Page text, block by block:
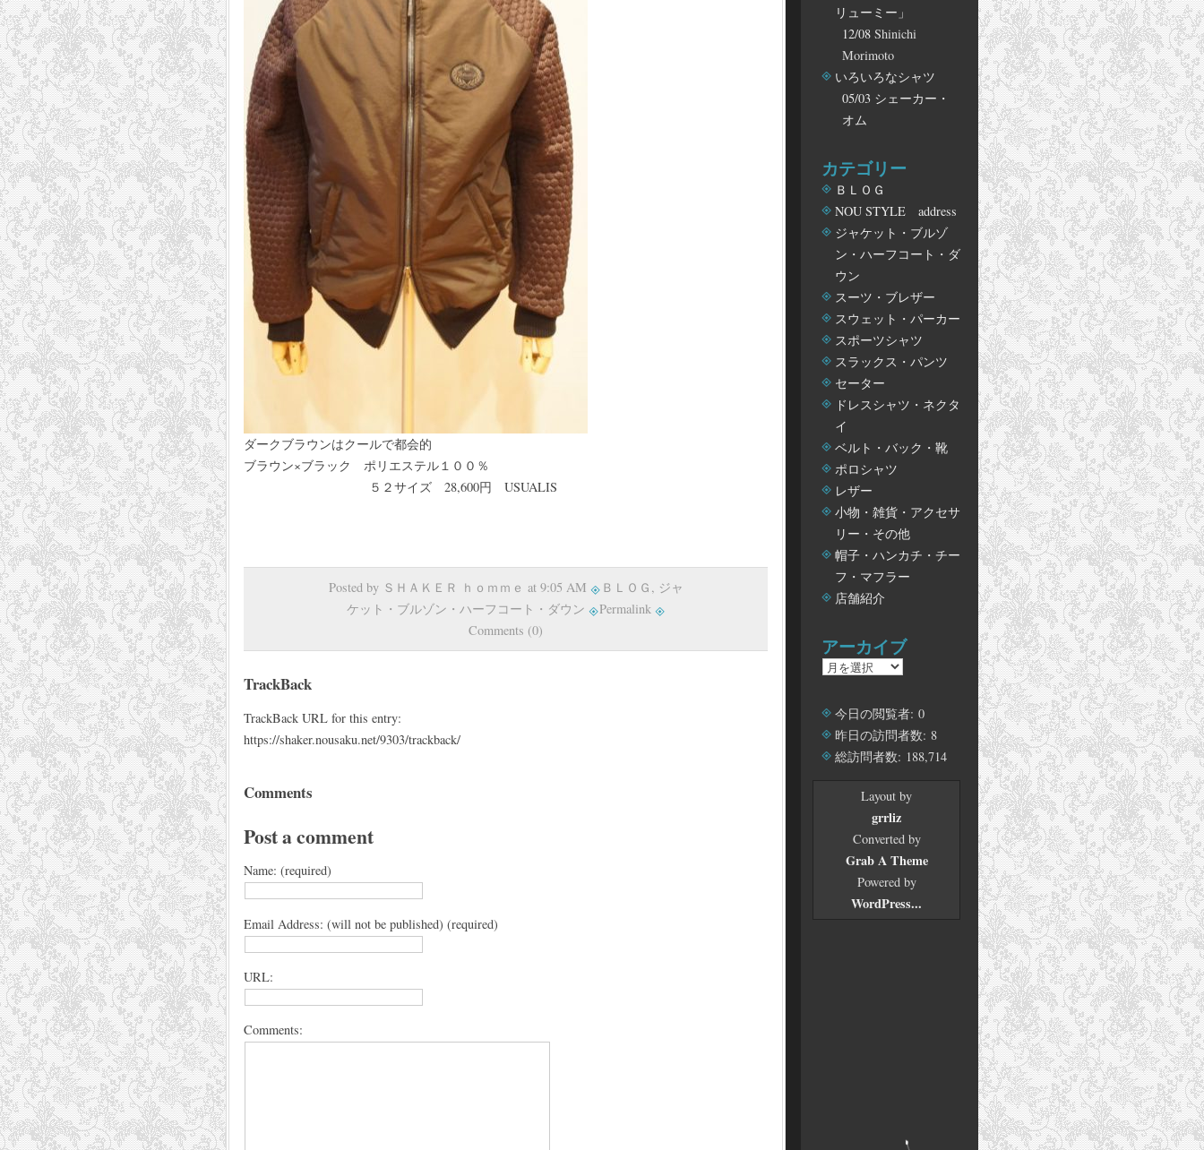
ダークブラウンはクールで都会的
ブラウン×ブラック ポリエステル１００％
５２サイズ 28,600円 USUALIS
Posted by ＳＨＡＫＥＲ ｈｏｍｍｅ at 9:05 AM ＢＬＯＧ , ジャ
ケット・ブルゾン・ハーフコート・ダウン
Permalink
Comments (0)
TrackBack
TrackBack URL for this entry:
https://shaker.nousaku.net/9303/trackback/
Comments
Post a comment
Name: (required)
Email Address: (will not be published) (required)
URL:
Comments:
リューミー」
12/08 Shinichi
Morimoto
いろいろなシャツ
05/03 シェーカー・
オム
カテゴリー
ＢＬＯＧ
NOU STYLE address
ジャケット・ブルゾ
ン・ハーフコート・ダ
ウン
スーツ・ブレザー
スウェット・パーカー
スポーツシャツ
スラックス・パンツ
セーター
ドレスシャツ・ネクタ
イ
ベルト・バック・靴
ポロシャツ
レザー
小物・雑貨・アクセサ
リー・その他
帽子・ハンカチ・チー
フ・マフラー
店舗紹介
アーカイブ
ア
カ
イ
ブ
今日の閲覧者: 0
昨日の訪問者数: 8
総訪問者数: 188,714
Layout by
grrliz
Converted by
Grab A Theme
Powered by
WordPress...